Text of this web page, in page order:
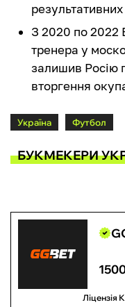
З 2020 по 2022
тренера у
залишив Росію
вторгення
Україна Футбол
БУКМЕКЕРИ
Ліцензія